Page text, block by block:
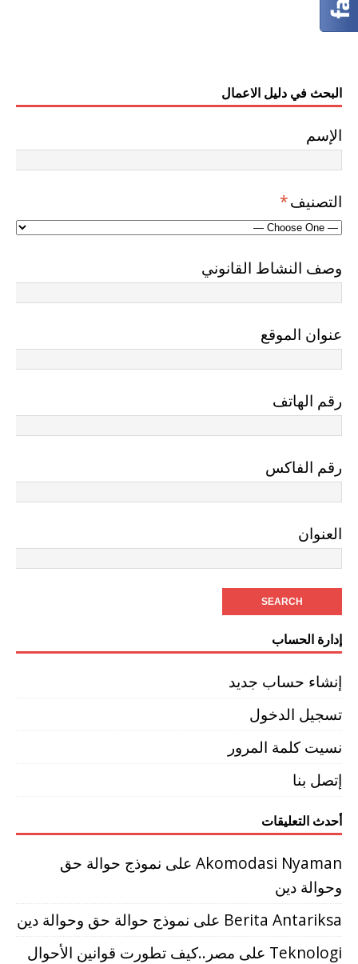
البحث في دليل الاعمال
الإسم
التصنيف*
وصف النشاط القانوني
عنوان الموقع
رقم الهاتف
رقم الفاكس
العنوان
إدارة الحساب
إنشاء حساب جديد
تسجيل الدخول
نسيت كلمة المرور
إتصل بنا
أحدث التعليقات
Akomodasi Nyaman على نموذج حوالة حق
وحوالة دين
Berita Antariksa على نموذج حوالة حق وحوالة دين
Teknologi على مصر..كيف تطورت قوانين الأحوال